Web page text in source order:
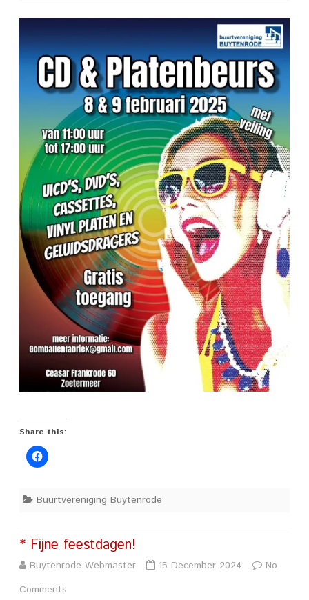
en
Platenbeurs
9
februari
2025
Share this:
Buurtvereniging Buytenrode
* Fijne feestdagen!
Buytenrode Webmaster 15 December 2024
No
Comments